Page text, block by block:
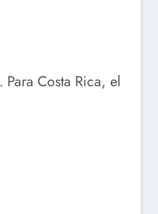
Costa Rica, el